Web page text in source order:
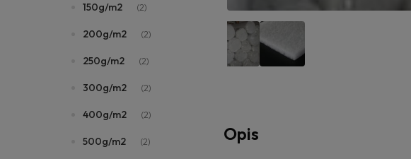
150g/m2 (2)
200g/m2 (2)
250g/m2 (2)
300g/m2 (2)
400g/m2 (2)
500g/m2 (2) Opis